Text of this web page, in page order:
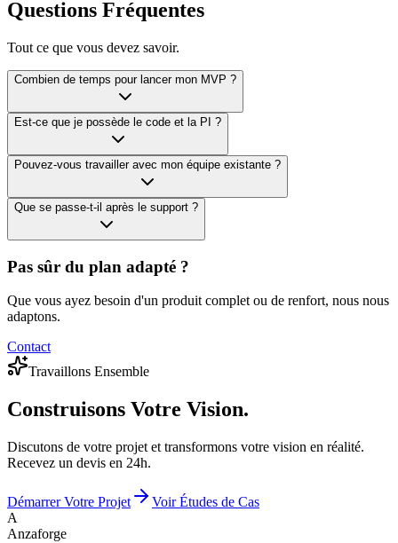
Questions Fréquentes
Tout ce que vous devez savoir.
Combien de temps pour lancer mon MVP ?
Est-ce que je possède le code et la PI ?
Pouvez-vous travailler avec mon équipe existante ?
Que se passe-t-il après le support ?
Pas sûr du plan adapté ?
Que vous ayez besoin d'un produit complet ou de renfort, nous nous
adaptons.
Contact
Travaillons Ensemble
Construisons Votre Vision.
Discutons de votre projet et transformons votre vision en réalité.
Recevez un devis en 24h.
Démarrer Votre Projet
Voir Études de Cas
A
Anzaforge